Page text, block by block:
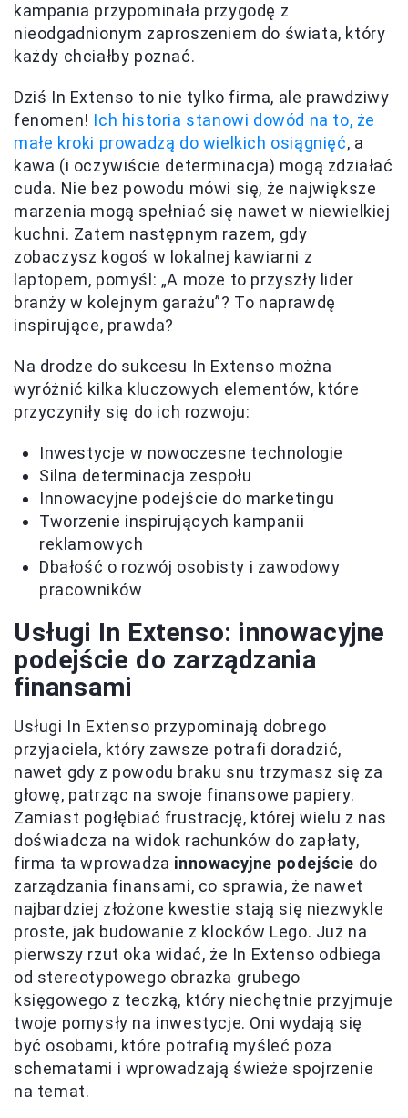
kampania przypominała przygodę z
nieodgadnionym zaproszeniem do świata, który
każdy chciałby poznać.
Dziś In Extenso to nie tylko firma, ale prawdziwy
fenomen! Ich historia stanowi dowód na to, że
małe kroki prowadzą do wielkich osiągnięć, a
kawa (i oczywiście determinacja) mogą zdziałać
cuda. Nie bez powodu mówi się, że największe
marzenia mogą spełniać się nawet w niewielkiej
kuchni. Zatem następnym razem, gdy
zobaczysz kogoś w lokalnej kawiarni z
laptopem, pomyśl: „A może to przyszły lider
branży w kolejnym garażu”? To naprawdę
inspirujące, prawda?
Na drodze do sukcesu In Extenso można
wyróżnić kilka kluczowych elementów, które
przyczyniły się do ich rozwoju:
Inwestycje w nowoczesne technologie
Silna determinacja zespołu
Innowacyjne podejście do marketingu
Tworzenie inspirujących kampanii
reklamowych
Dbałość o rozwój osobisty i zawodowy
pracowników
Usługi In Extenso: innowacyjne
podejście do zarządzania
finansami
Usługi In Extenso przypominają dobrego
przyjaciela, który zawsze potrafi doradzić,
nawet gdy z powodu braku snu trzymasz się za
głowę, patrząc na swoje finansowe papiery.
Zamiast pogłębiać frustrację, której wielu z nas
doświadcza na widok rachunków do zapłaty,
firma ta wprowadza innowacyjne podejście do
zarządzania finansami, co sprawia, że nawet
najbardziej złożone kwestie stają się niezwykle
proste, jak budowanie z klocków Lego. Już na
pierwszy rzut oka widać, że In Extenso odbiega
od stereotypowego obrazka grubego
księgowego z teczką, który niechętnie przyjmuje
twoje pomysły na inwestycje. Oni wydają się
być osobami, które potrafią myśleć poza
schematami i wprowadzają świeże spojrzenie
na temat.